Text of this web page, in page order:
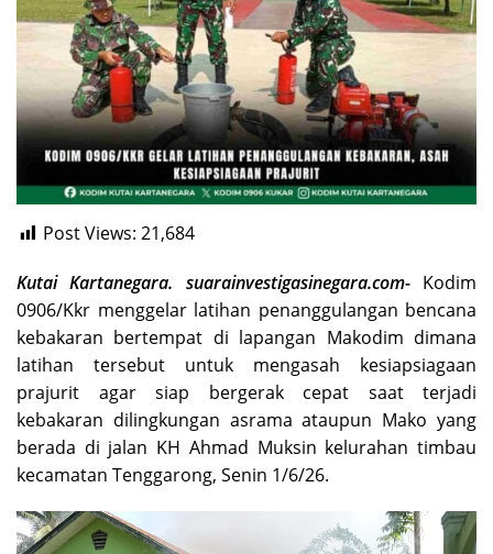
Post Views: 21,684
Kutai Kartanegara. suarainvestigasinegara.com- Kodim
0906/Kkr menggelar latihan penanggulangan bencana
kebakaran bertempat di lapangan Makodim dimana
latihan tersebut untuk mengasah kesiapsiagaan
prajurit agar siap bergerak cepat saat terjadi
kebakaran dilingkungan asrama ataupun Mako yang
berada di jalan KH Ahmad Muksin kelurahan timbau
kecamatan Tenggarong, Senin 1/6/26.